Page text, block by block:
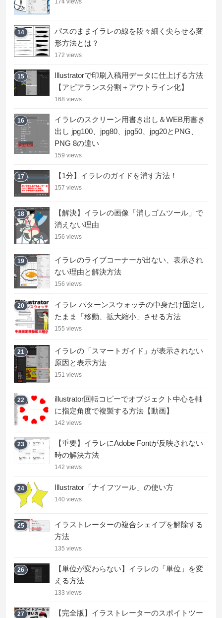
14
パスのままイラレの線を段々細く尖らせる変
形方法とは？
172 views
15
Illustratorで印刷入稿用データに仕上げる方法
【アピアランス分割＋アウトライン化】
168 views
16
イラレのスクリーン用書き出し＆WEB用書き
出し jpg100、jpg80、jpg50、jpg20とPNG、
PNG 8の違い
159 views
17 【1分】イラレのガイドを消す方法！
157 views
18
【解決】イラレの画像「消しゴムツール」で
消えない理由
156 views
19
イラレのライブコーナーが出ない、表示され
ない理由と解決方法
156 views
20
イラレ パターンスウォッチの中身だけ固定し
たまま「移動、拡大縮小」させる方法
155 views
21
イラレの「スマートガイド」が表示されない
原因と表示方法
151 views
22
illustrator回転コピーでオブジェクト中心を軸
に指定角度で複製する方法【動画】
142 views
23
【重要】イラレにAdobe Fontが反映されない
時の解決方法
142 views
24 Illustrator「ナイフツール」の使い方
140 views
25
イラストレーターの複合シェイプを解除する
方法
135 views
26
【単位が変わらない】イラレの「単位」を変
える方法
133 views
27 【完全版】イラストレーターのスポイトツー